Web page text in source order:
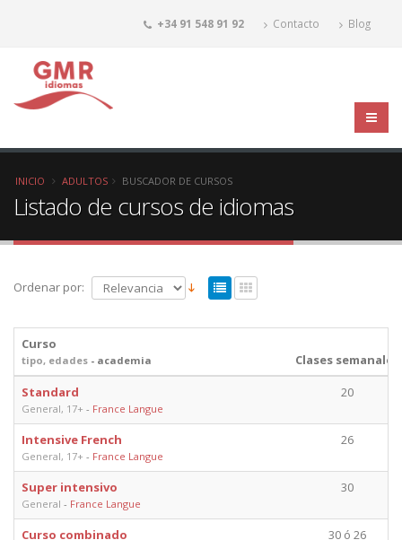
+34 91 548 91 92 Contacto Blog
INICIO ADULTOS BUSCADOR DE CURSOS
Listado de cursos de idiomas
Ordenar por:
Curso
tipo, edades - academia
Clases semanales
Standard
General, 17+ - France Langue
20
Intensive French
General, 17+ - France Langue
26
Super intensivo
General - France Langue
30
Curso combinado 30 ó 26